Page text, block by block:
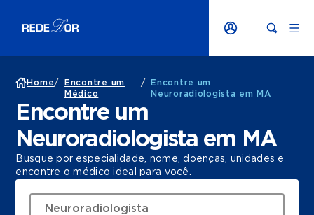
Home/
Encontre um
Médico
/
Encontre um
Neuroradiologista em MA
Encontre um
Neuroradiologista em MA
Busque por especialidade, nome, doenças, unidades e
encontre o médico ideal para você.